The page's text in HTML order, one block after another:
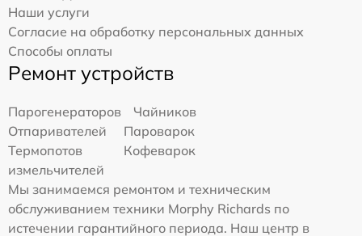
Наши услуги
Согласие на обработку персональных данных
Способы оплаты
Ремонт устройств
Парогенераторов
Чайников
Отпаривателей
Пароварок
Термопотов
Кофеварок
измельчителей
Мы занимаемся ремонтом и техническим
обслуживанием техники Morphy Richards по
истечении гарантийного периода. Наш центр в